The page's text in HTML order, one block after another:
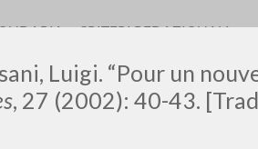
Luigi. “Pour un
, 27 (2002): 40-43.
CRITERI REDAZIONALI